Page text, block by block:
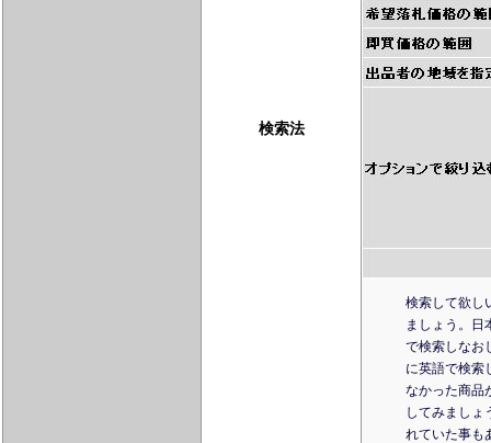
検索法
検索して欲し
ましょう。日
で検索しなお
に英語で検索
なかった商品
してみましょ
れていた事も